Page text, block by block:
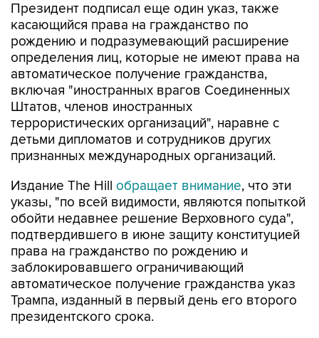
Президент подписал еще один указ, также
касающийся права на гражданство по
рождению и подразумевающий расширение
определения лиц, которые не имеют права на
автоматическое получение гражданства,
включая "иностранных врагов Соединенных
Штатов, членов иностранных
террористических организаций", наравне с
детьми дипломатов и сотрудников других
признанных международных организаций.
Издание The Hill обращает внимание, что эти
указы, "по всей видимости, являются попыткой
обойти недавнее решение Верховного суда",
подтвердившего в июне защиту конституцией
права на гражданство по рождению и
заблокировавшего ограничивающий
автоматическое получение гражданства указ
Трампа, изданный в первый день его второго
президентского срока.